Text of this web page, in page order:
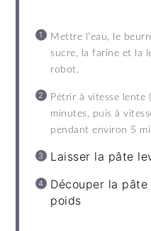
Mettre l’eau, le
sucre, la farine et la
robot.
Pétrir à vitesse
minutes, puis à
pendant environ 5
Laisser la pâte
Découper la
poids